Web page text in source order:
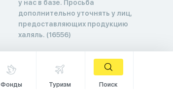
у нас в базе. Просьба
дополнительно уточнять у лиц,
предоставляющих продукцию
халяль. (16556)
Фонды Туризм Поиск